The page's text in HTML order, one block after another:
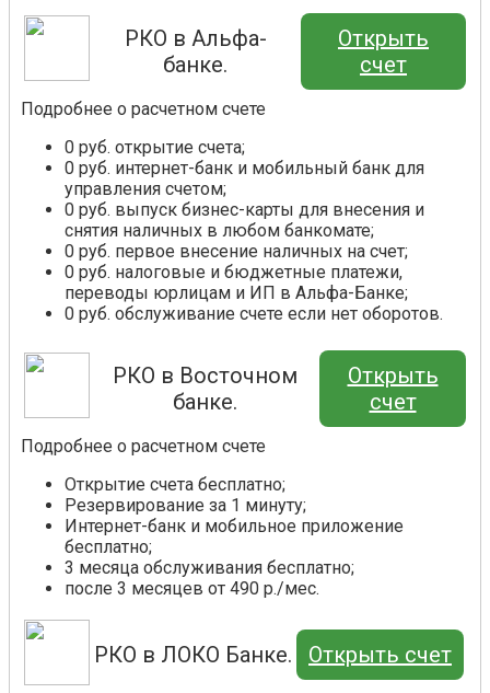
РКО в Альфа-
банке.
Открыть
счет
Подробнее о расчетном счете
0 руб. открытие счета;
0 руб. интернет-банк и мобильный банк для
управления счетом;
0 руб. выпуск бизнес-карты для внесения и
снятия наличных в любом банкомате;
0 руб. первое внесение наличных на счет;
0 руб. налоговые и бюджетные платежи,
переводы юрлицам и ИП в Альфа-Банке;
0 руб. обслуживание счете если нет оборотов.
РКО в Восточном
банке.
Открыть
счет
Подробнее о расчетном счете
Открытие счета бесплатно;
Резервирование за 1 минуту;
Интернет-банк и мобильное приложение
бесплатно;
3 месяца обслуживания бесплатно;
после 3 месяцев от 490 р./мес.
РКО в ЛОКО Банке. Открыть счет